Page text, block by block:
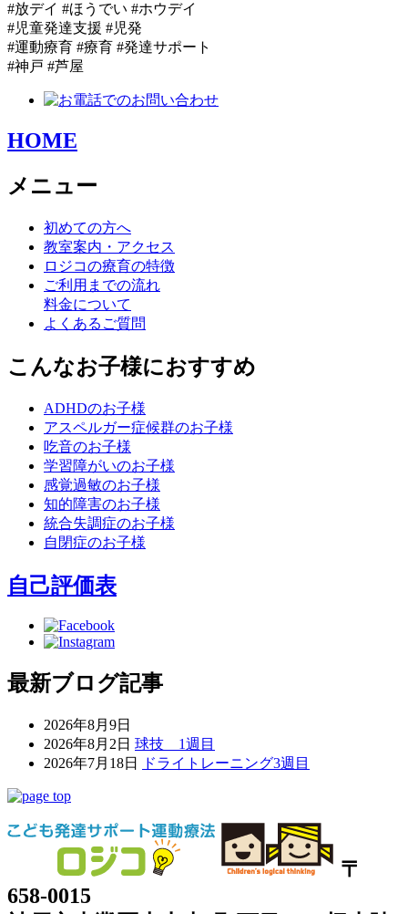
#放デイ #ほうでい #ホウデイ
#児童発達支援 #児発
#運動療育 #療育 #発達サポート
#神戸 #芦屋
HOME
メニュー
初めての方へ
教室案内・アクセス
ロジコの療育の特徴
ご利用までの流れ
料金について
よくあるご質問
こんなお子様におすすめ
ADHDのお子様
アスペルガー症候群のお子様
吃音のお子様
学習障がいのお子様
感覚過敏のお子様
知的障害のお子様
統合失調症のお子様
自閉症のお子様
自己評価表
最新ブログ記事
2026年8月9日
2026年8月2日 球技 1週目
2026年7月18日
ドライトレーニング3週目
〒
658-0015